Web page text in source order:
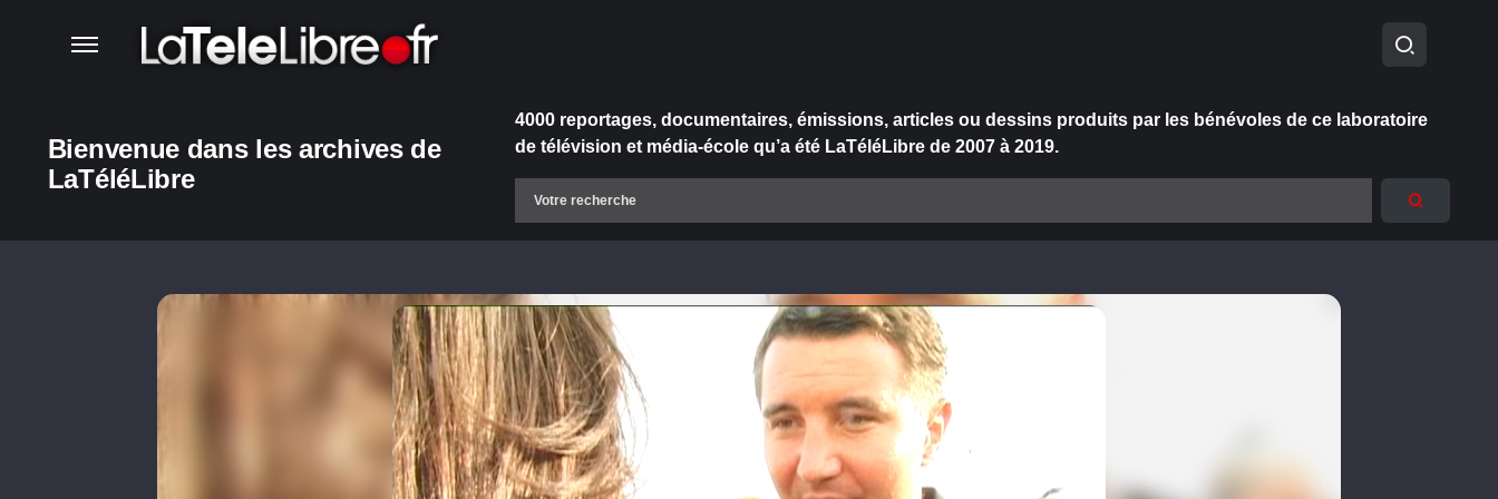
Bienvenue dans les archives de
LaTéléLibre
4000 reportages, documentaires, émissions, articles ou dessins produits par les bénévoles de ce laboratoire
de télévision et média-école qu’a été LaTéléLibre de 2007 à 2019.